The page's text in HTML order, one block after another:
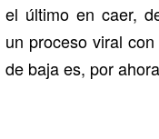
el último en caer,
un proceso viral
de baja es, por